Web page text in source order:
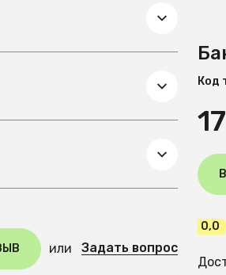
или Задать вопрос
Код
0,0